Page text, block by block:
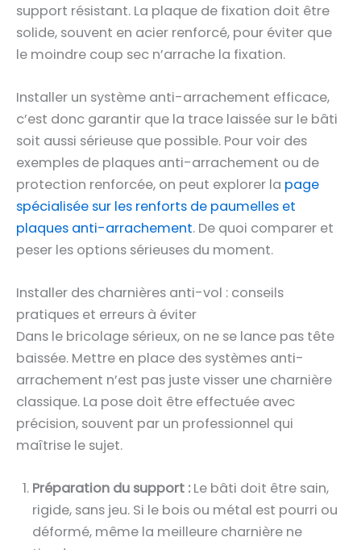
support résistant. La plaque de fixation doit être
solide, souvent en acier renforcé, pour éviter que
le moindre coup sec n’arrache la fixation.
Installer un système anti-arrachement efficace,
c’est donc garantir que la trace laissée sur le bâti
soit aussi sérieuse que possible. Pour voir des
exemples de plaques anti-arrachement ou de
protection renforcée, on peut explorer la page
spécialisée sur les renforts de paumelles et
plaques anti-arrachement. De quoi comparer et
peser les options sérieuses du moment.
Installer des charnières anti-vol : conseils
pratiques et erreurs à éviter
Dans le bricolage sérieux, on ne se lance pas tête
baissée. Mettre en place des systèmes anti-
arrachement n’est pas juste visser une charnière
classique. La pose doit être effectuée avec
précision, souvent par un professionnel qui
maîtrise le sujet.
Préparation du support : Le bâti doit être sain,
rigide, sans jeu. Si le bois ou métal est pourri ou
déformé, même la meilleure charnière ne